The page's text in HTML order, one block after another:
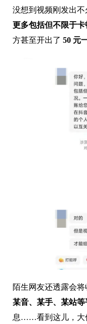
没想到视频刚发出不
更多包括但不限于卡
方甚至开出了 50 元
陌生网友还透露会
某音、某手、某站等
息……看到这儿，大